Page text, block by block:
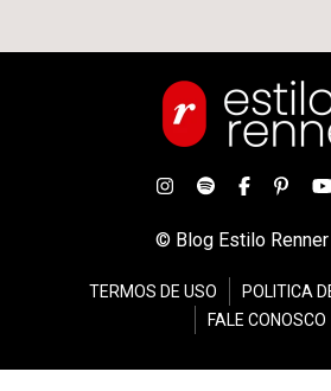
© Blog Estilo
TERMOS DE USO
POLITICA
FALE CONOSCO